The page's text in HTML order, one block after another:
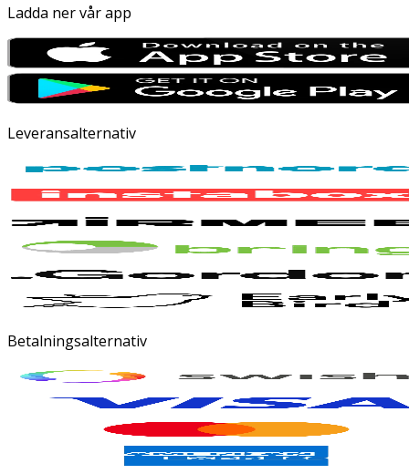
Ladda ner vår app
Leveransalternativ
Betalningsalternativ